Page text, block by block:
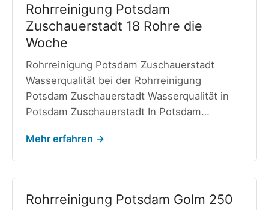
Rohrreinigung Potsdam
Zuschauerstadt 18 Rohre die
Woche
Rohrreinigung Potsdam Zuschauerstadt
Wasserqualität bei der Rohrreinigung
Potsdam Zuschauerstadt Wasserqualität in
Potsdam Zuschauerstadt In Potsdam…
Mehr erfahren →
Rohrreinigung Potsdam Golm 250